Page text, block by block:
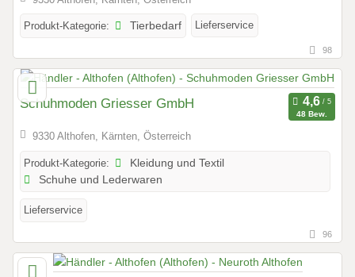
Produkt-Kategorie: Tierbedarf Lieferservice
98
Schuhmoden Griesser GmbH
48 Bew.
9330 Althofen, Kärnten, Österreich
Produkt-Kategorie:
Kleidung und Textil
Schuhe und Lederwaren
Lieferservice
96